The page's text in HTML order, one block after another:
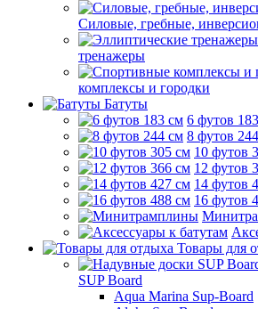
Силовые, гребные,
тренажеры
комплексы и городки
Батуты
6 футов
8 футов
10 футов
12 футов
14 футов
16 футов
Товары для
SUP Board
Aqua Marina Sup-Board